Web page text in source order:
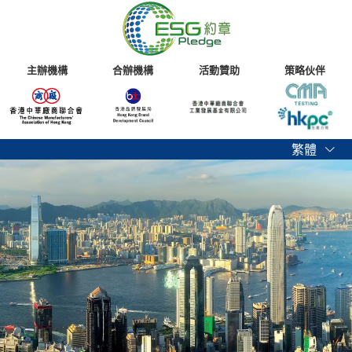
主辦機構 合辦機構 活動贊助 策略伙伴
繁體